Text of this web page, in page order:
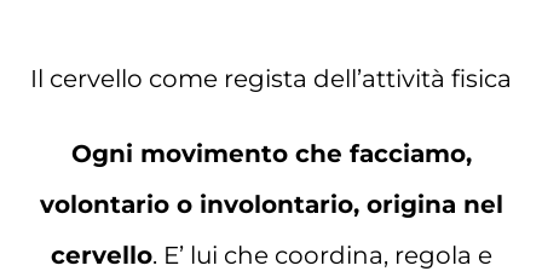
Il cervello come regista dell’attività fisica
Ogni movimento che facciamo,
volontario o involontario, origina nel
cervello. E’ lui che coordina, regola e